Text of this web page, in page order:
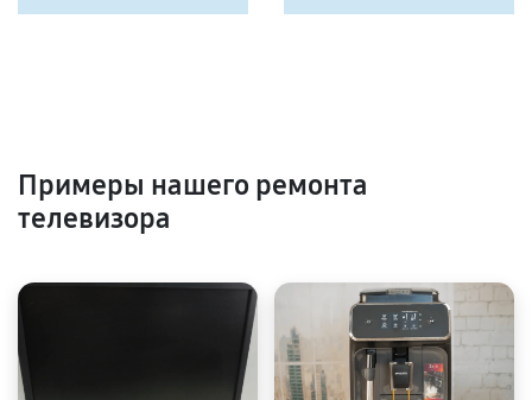
Примеры нашего ремонта
телевизора